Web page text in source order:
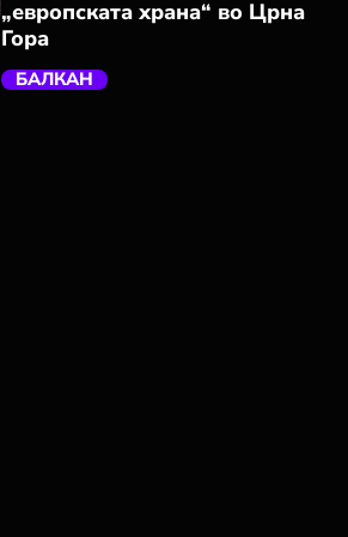
„европската храна“ во Црна
Гора
БАЛКАН